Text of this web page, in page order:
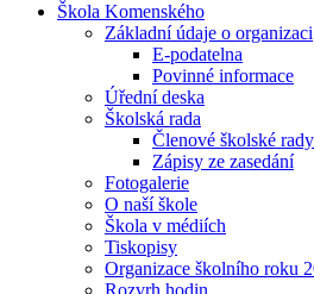
Škola Komenského
Základní údaje o organizaci
E-podatelna
Povinné informace
Úřední deska
Školská rada
Členové školské rady
Zápisy ze zasedání
Fotogalerie
O naší škole
Škola v médiích
Tiskopisy
Organizace školního roku
Rozvrh hodin